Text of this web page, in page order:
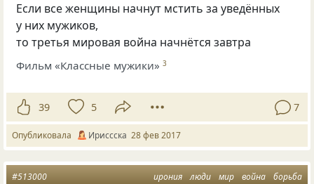
Если все женщины начнут мстить за уведённых
у них мужиков,
то третья мировая война начнётся завтра
Фильм «Классные мужики» 3
39 5 7
Опубликовала Ириссска 28 фев 2017
ирония люди мир война борьба
#513000